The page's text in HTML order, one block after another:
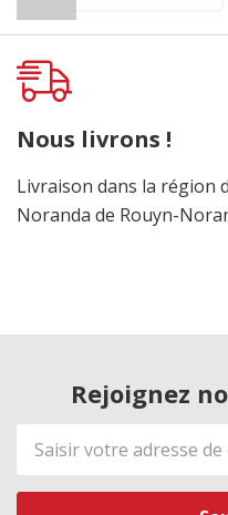
Nous livrons !
Livraison dans la région
Noranda de Rouyn-
Rejoignez
Adresse
de
courriel